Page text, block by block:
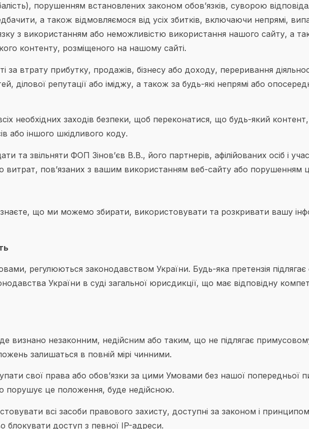
порушенням встановлених законом обов’язків, суворою
а також відмовляємося від усіх збитків, включаючи непрямі,
з використанням або неможливістю використання нашого сайту, а
контенту, розміщеного на нашому сайті.
за втрату прибутку, продажів, бізнесу або доходу, переривання
ділової репутації або іміджу, а також за будь-які непрямі або
необхідних заходів безпеки, щоб переконатися, що будь-який
або іншого шкідливого коду.
та звільняти ФОП Зінов’єв В.В., його партнерів, афілійованих осіб і
витрат, пов’язаних з вашим використанням веб-сайту або порушенням
що ми можемо збирати, використовувати та розкривати вашу
регулюються законодавством України. Будь-яка претензія
України в суді загальної юрисдикції, що має відповідну
визнано незаконним, недійсним або таким, що не підлягає
залишаться в повній мірі чинними.
свої права або обов’язки за цими Умовами без нашої попередньої
порушує це положення, буде недійсною.
всі засоби правового захисту, доступні за законом і
доступ з певної IP-адреси.